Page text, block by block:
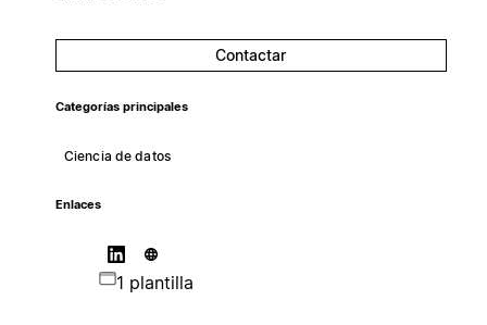
Contactar
Categorías principales
Ciencia de datos
Enlaces
1 plantilla